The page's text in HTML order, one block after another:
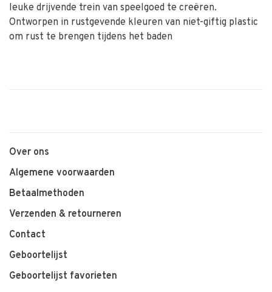
leuke drijvende trein van speelgoed te creëren.
Ontworpen in rustgevende kleuren van niet-giftig plastic
om rust te brengen tijdens het baden
Over ons
Algemene voorwaarden
Betaalmethoden
Verzenden & retourneren
Contact
Geboortelijst
Geboortelijst favorieten